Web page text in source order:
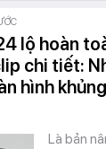
lộ hoàn
chi tiết:
hình
Là bản